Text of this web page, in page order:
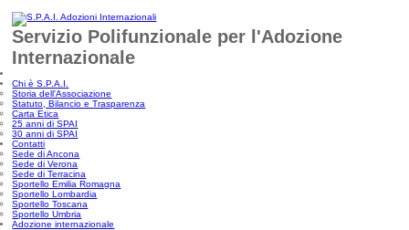
Servizio Polifunzionale per l'Adozione
Internazionale
Chi è S.P.A.I.
Storia dell'Associazione
Statuto, Bilancio e Trasparenza
Carta Etica
25 anni di SPAI
30 anni di SPAI
Contatti
Sede di Ancona
Sede di Verona
Sede di Terracina
Sportello Emilia Romagna
Sportello Lombardia
Sportello Toscana
Sportello Umbria
Adozione internazionale